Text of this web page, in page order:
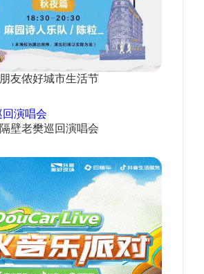
朋友侬好城市生活节
隔壁老樊巡回演唱会